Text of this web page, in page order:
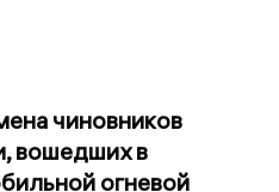
чиновников
вошедших в
огневой